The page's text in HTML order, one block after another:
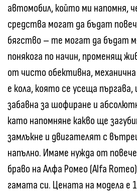
автомобил, който ми напомня,
средства могат да бъдат
бягство – те могат да бъдат
понякога по начин, променящ
от чисто обективна,
е кола, която се усеща
забавна за шофиране и
като напомняне какво ще
замлъкне и двигателят с
напълно. Имаме нужда от
браво на Алфа Ромео (Alfa
гамата си. Цената на модела е